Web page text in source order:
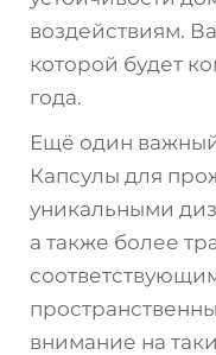
воздействиям.
которой будет
года.
Ещё один
Капсулы для
уникальными
а также более
внимание на